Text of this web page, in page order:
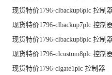
现货特价1796-clbackup6plc 控制
现货特价1796-clbackup7plc 控制
现货特价1796-clbackup8plc 控制
现货特价1796-clcustom8plc 控制
现货特价1796-clgate1plc 控制器